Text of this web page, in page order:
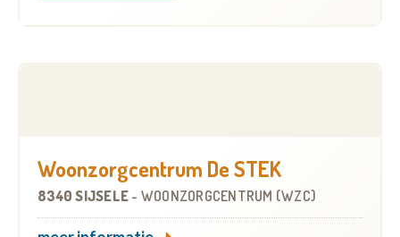
Woonzorgcentrum De STEK
8340 SIJSELE - WOONZORGCENTRUM (WZC)